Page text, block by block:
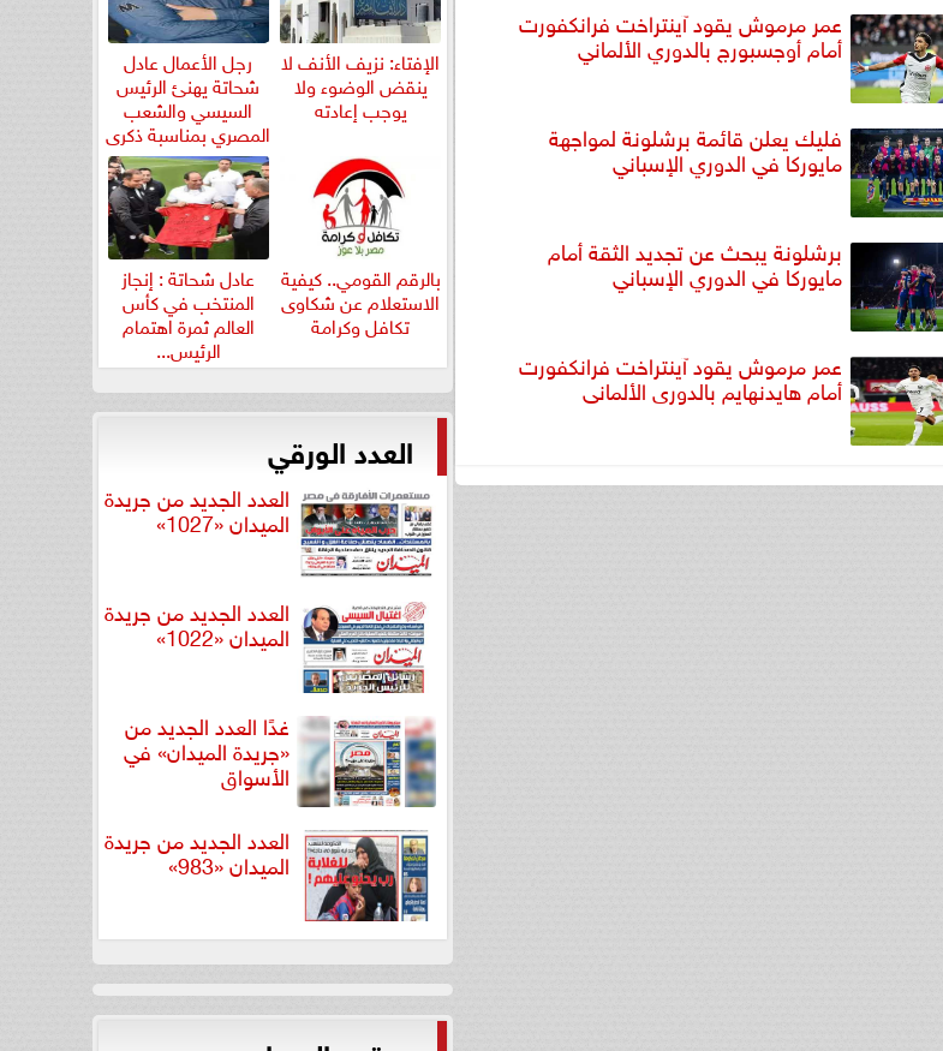
عمر مرموش يقود آينتراخت فرانكفورت
أمام أوجسبورج بالدوري الألماني
فليك يعلن قائمة برشلونة لمواجهة
مايوركا في الدوري الإسباني
برشلونة يبحث عن تجديد الثقة أمام
مايوركا في الدوري الإسباني
عمر مرموش يقود آينتراخت فرانكفورت
أمام هايدنهايم بالدورى الألمانى
الإفتاء: نزيف الأنف لا
ينقض الوضوء ولا
يوجب إعادته
رجل الأعمال عادل
شحاتة يهنئ الرئيس
السيسي والشعب
المصري بمناسبة ذكرى
ثورة...
بالرقم القومي.. كيفية
الاستعلام عن شكاوى
تكافل وكرامة
عادل شحاتة : إنجاز
المنتخب في كأس
العالم ثمرة اهتمام
الرئيس...
العدد الورقي
العدد الجديد من جريدة
الميدان «1027»
العدد الجديد من جريدة
الميدان «1022»
غدًا العدد الجديد من
«جريدة الميدان» في
الأسواق
العدد الجديد من جريدة
الميدان «983»